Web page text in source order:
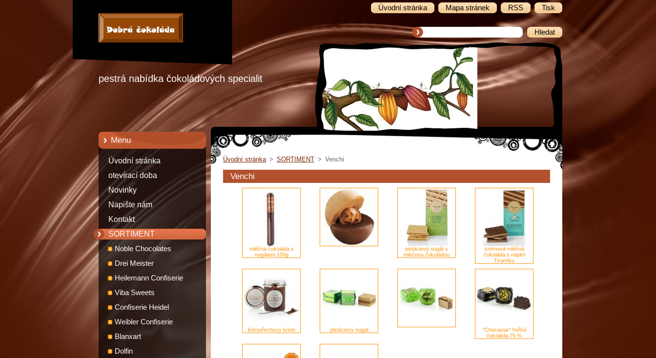
Úvodní stránka Mapa stránek RSS Tisk
pestrá nabídka čokoládových specialit
Menu
Úvodní stránka
otevírací doba
Novinky
Napište nám
Kontakt
SORTIMENT
Noble Chocolates
Drei Meister
Heilemann Confiserie
Viba Sweets
Confiserie Heidel
Weibler Confiserie
Blanxart
Dolfin
Úvodní stránka > SORTIMENT > Venchi
Venchi
mléčná čokoláda s
nugátem 100g
pistáciový nugát s
mléčnou čokoládou
krémová mléčná
čokoláda s náplní
Tiramisu
lískoořechový krém pistáciový nugát
"Chocaviar" hořká
čokoláda 75 %